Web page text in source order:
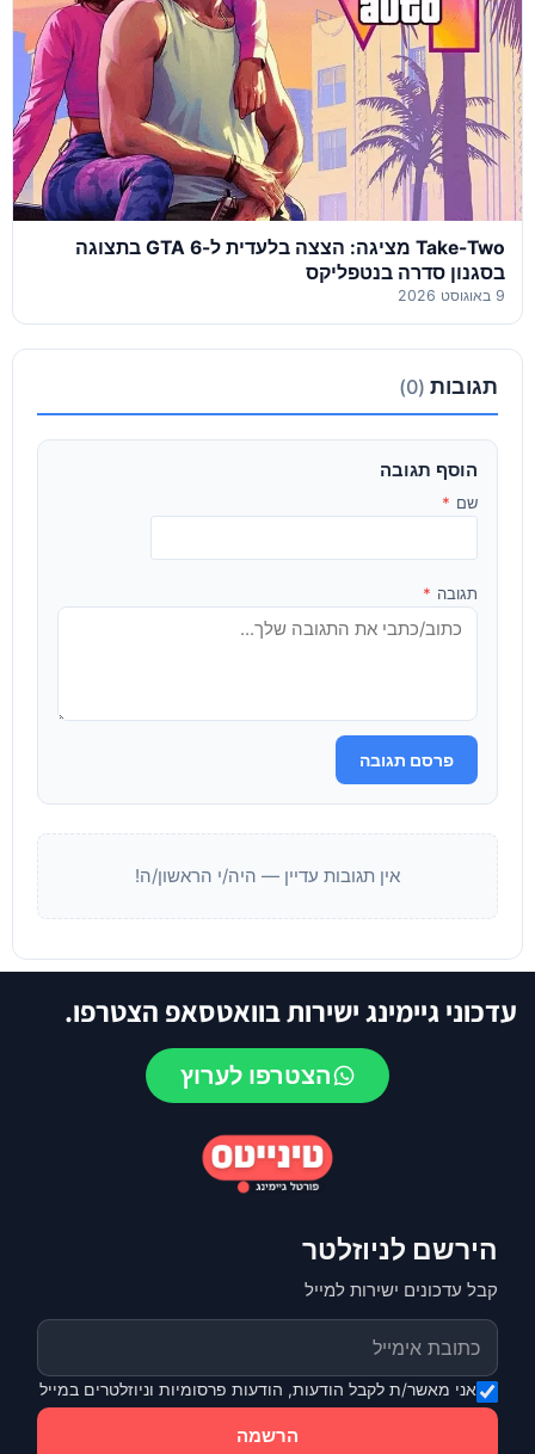
Take-Two מציגה: הצצה בלעדית ל-GTA 6 בתצוגה
בסגנון סדרה בנטפליקס
9 באוגוסט 2026
תגובות (0)
הוסף תגובה
שם *
תגובה *
פרסם תגובה
אין תגובות עדיין — היה/י הראשון/ה!
עדכוני גיימינג ישירות בוואטסאפ הצטרפו.
הצטרפו לערוץ
הירשם לניוזלטר
קבל עדכונים ישירות למייל
אני מאשר/ת לקבל הודעות, הודעות פרסומיות וניוזלטרים במייל
הרשמה